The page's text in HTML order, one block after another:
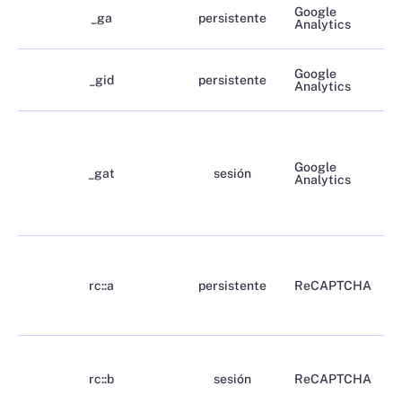
_ga persistente
Google
Analytics
_gid persistente
Google
Analytics
_gat sesión
Google
Analytics
rc::a persistente ReCAPTCHA
rc::b sesión ReCAPTCHA